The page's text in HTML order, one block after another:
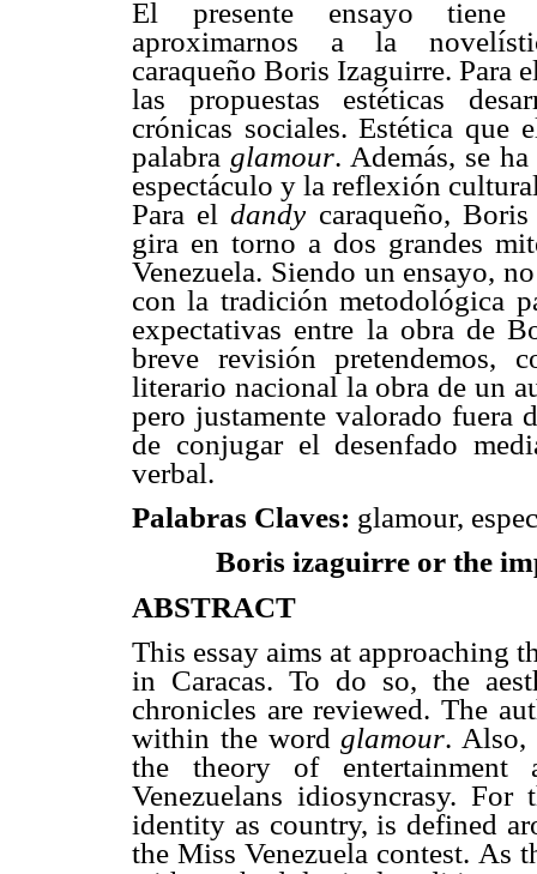
El presente ensayo tiene
aproximarnos a la
caraqueño Boris Izaguirre. Para
las propuestas estéticas
crónicas sociales. Estética que
palabra glamour. Además, se
espectáculo y la reflexión
Para eldandy caraqueño,
gira en torno a dos grandes
Venezuela. Siendo un ensayo,
con la tradición metodológica
expectativas entre la obra de
breve revisión pretendemos,
literario nacional la obra de un
pero justamente valorado fuera
de conjugar el desenfado
verbal.
Palabras Claves: glamour,
Boris izaguirre or the
ABSTRACT
This essay aims at approaching
in Caracas. To do so, the
chronicles are reviewed. The
within the wordglamour. Also,
the theory of
Venezuelans idiosyncrasy.
identity as country, is defined
the Miss Venezuela contest. As